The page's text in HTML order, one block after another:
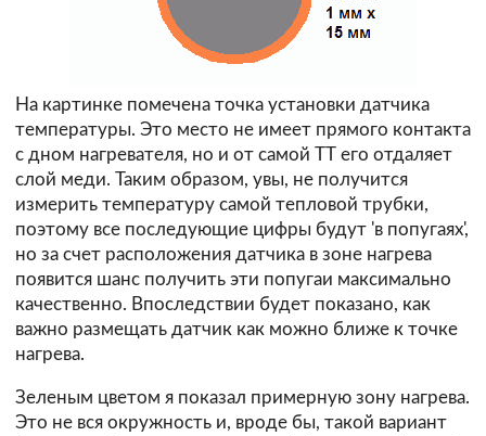
На картинке помечена точка установки датчика
температуры. Это место не имеет прямого контакта
с дном нагревателя, но и от самой ТТ его отдаляет
слой меди. Таким образом, увы, не получится
измерить температуру самой тепловой трубки,
поэтому все последующие цифры будут 'в попугаях',
но за счет расположения датчика в зоне нагрева
появится шанс получить эти попугаи максимально
качественно. Впоследствии будет показано, как
важно размещать датчик как можно ближе к точке
нагрева.
Зеленым цветом я показал примерную зону нагрева.
Это не вся окружность и, вроде бы, такой вариант